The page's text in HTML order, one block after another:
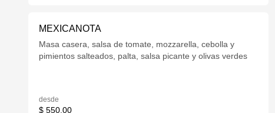
MEXICANOTA
Masa casera, salsa de tomate, mozzarella, cebolla y
pimientos salteados, palta, salsa picante y olivas verdes
desde
$ 550.00